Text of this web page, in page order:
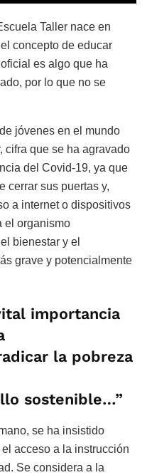
Taller nace en
concepto de educar
es algo que ha
por lo que no se
jóvenes en el mundo
cifra que se ha agravado
del Covid-19, ya que
cerrar sus puertas y,
a internet o dispositivos
el organismo
bienestar y el
grave y potencialmente
importancia
la pobreza
sostenible…”
se ha insistido
acceso a la instrucción
Se considera a la